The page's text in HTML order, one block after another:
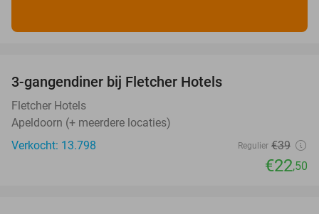
3-gangendiner bij Fletcher Hotels
Fletcher Hotels
Apeldoorn (+ meerdere locaties)
Verkocht: 13.798
Regulier €39
€22,50